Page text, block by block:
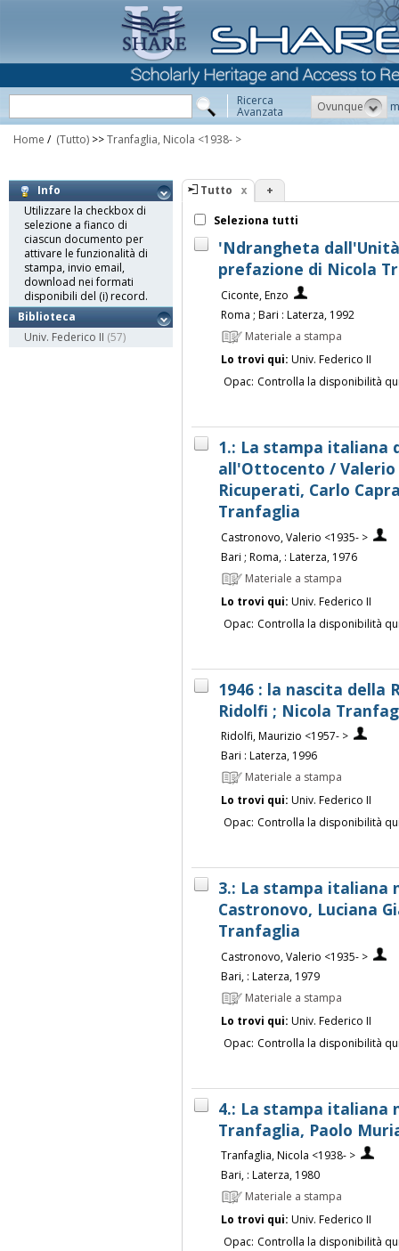
Ricerca
Avanzata Ovunque
Home / (Tutto) >>Tranfaglia, Nicola <1938- >
Info
Utilizzare la checkbox di
selezione a fianco di
ciascun documento per
attivare le funzionalità di
stampa, invio email,
download nei formati
disponibili del (i) record.
Biblioteca
Univ. Federico II (57)
Tutto +
Seleziona tutti
'Ndrangheta
prefazione di Nicola
Ciconte, Enzo
Roma ; Bari : Laterza, 1992
Materiale a stampa
Lo trovi qui: Univ. Federico II
Opac: Controlla la disponibilità
1.: La stampa italiana
all'Ottocento / Valerio
Ricuperati, Carlo
Tranfaglia
Castronovo, Valerio <1935- >
Bari ; Roma, : Laterza, 1976
Materiale a stampa
Lo trovi qui: Univ. Federico II
Opac: Controlla la disponibilità
1946 : la nascita della
Ridolfi ; Nicola
Ridolfi, Maurizio <1957- >
Bari : Laterza, 1996
Materiale a stampa
Lo trovi qui: Univ. Federico II
Opac: Controlla la disponibilità
3.: La stampa italiana
Castronovo, Luciana
Tranfaglia
Castronovo, Valerio <1935- >
Bari, : Laterza, 1979
Materiale a stampa
Lo trovi qui: Univ. Federico II
Opac: Controlla la disponibilità
4.: La stampa italiana
Tranfaglia, Paolo
Tranfaglia, Nicola <1938- >
Bari, : Laterza, 1980
Materiale a stampa
Lo trovi qui: Univ. Federico II
Opac: Controlla la disponibilità